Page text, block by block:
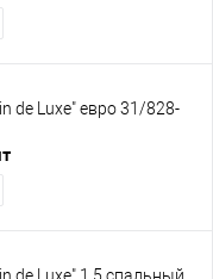
de Luxe" евро 31/828-